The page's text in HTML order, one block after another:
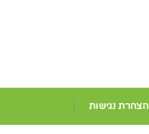
הצהרת נגישות